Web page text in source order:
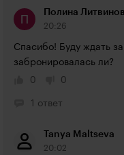
Полина
20:26
Спасибо! Буду ждать
забронировалась ли?
0
0
1 ответ
Tanya Maltseva
20:02